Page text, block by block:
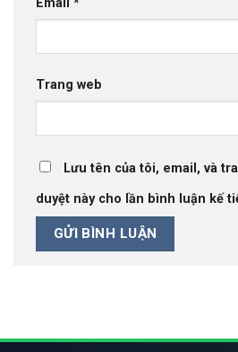
Email *
Trang web
Lưu tên của tôi, email, và
duyệt này cho lần bình luận kế